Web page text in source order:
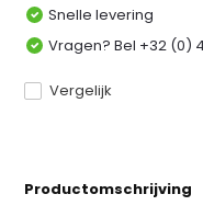
Snelle levering
Vragen? Bel +32 (0)
Vergelijk
Productomschrijving